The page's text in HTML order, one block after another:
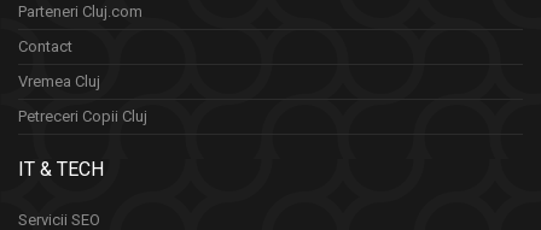
Parteneri Cluj.com
Contact
Vremea Cluj
Petreceri Copii Cluj
IT & TECH
Servicii SEO